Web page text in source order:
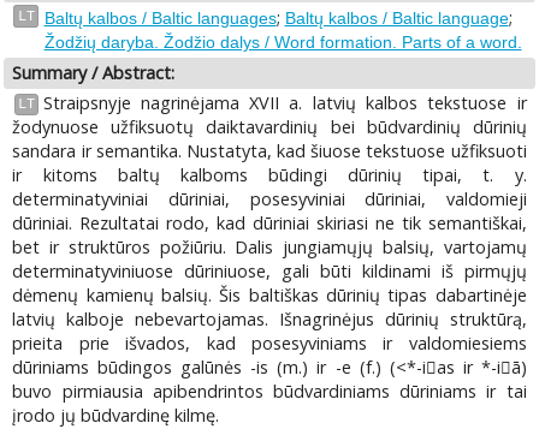
LT Baltų kalbos / Baltic languages; Baltų kalbos / Baltic language;
Žodžių daryba. Žodžio dalys / Word formation. Parts of a word.
Summary / Abstract:
LT Straipsnyje nagrinėjama XVII a. latvių kalbos tekstuose ir
žodynuose užfiksuotų daiktavardinių bei būdvardinių dūrinių
sandara ir semantika. Nustatyta, kad šiuose tekstuose užfiksuoti
ir kitoms baltų kalboms būdingi dūrinių tipai, t. y.
determinatyviniai dūriniai, posesyviniai dūriniai, valdomieji
dūriniai. Rezultatai rodo, kad dūriniai skiriasi ne tik semantiškai,
bet ir struktūros požiūriu. Dalis jungiamųjų balsių, vartojamų
determinatyviniuose dūriniuose, gali būti kildinami iš pirmųjų
dėmenų kamienų balsių. Šis baltiškas dūrinių tipas dabartinėje
latvių kalboje nebevartojamas. Išnagrinėjus dūrinių struktūrą,
prieita prie išvados, kad posesyviniams ir valdomiesiems
dūriniams būdingos galūnės -is (m.) ir -e (f.) (<*-ias ir *-iā)
buvo pirmiausia apibendrintos būdvardiniams dūriniams ir tai
įrodo jų būdvardinę kilmę.